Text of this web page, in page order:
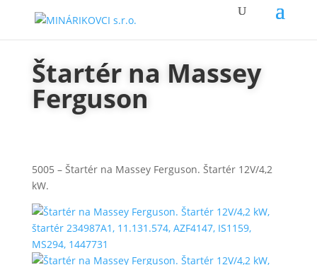
Štartér na Massey
Ferguson
5005 – Štartér na Massey Ferguson. Štartér 12V/4,2
kW.